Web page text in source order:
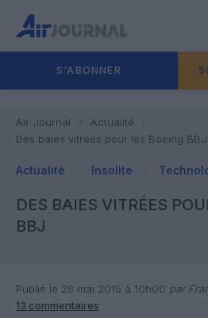
S'ABONNER
Air Journal
Actualité
Des baies vitrées pour les Boeing BBJ
Actualité Insolite
DES BAIES VITRÉES
BBJ
Publié le 26 mai 2015 à 10h00 par
13 commentaires